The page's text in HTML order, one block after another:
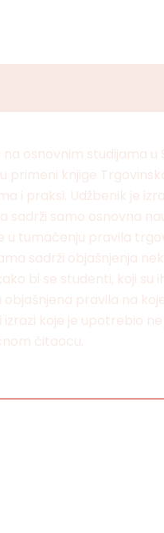
osnovnim studijama
primeni knjige
i praksi. Udžbenik je
sadrži samo osnovna
tumačenju pravila
sadrži objašnjenja
bi se studenti, koji su
pravila na
koje je upotrebio
čitaocu.